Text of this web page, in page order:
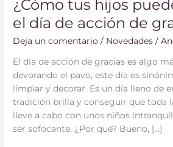
¿Cómo tus hijos
el día de acción de
Deja un comentario / Novedades /
El día de acción de gracias es algo
devorando el pavo, este día es
limpiar y decorar. Es un día lleno de
tradición brilla y conseguir que toda
lleve a cabo con unos niños
ser sofocante. ¿Por qué? Bueno, […]